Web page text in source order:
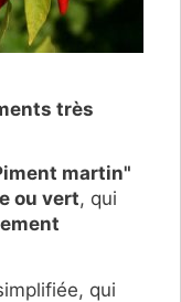
très
martin"
ou vert, qui
qui